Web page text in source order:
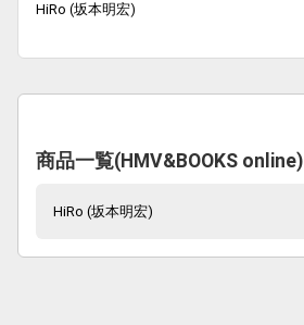
HiRo (坂本明宏)
商品一覧(HMV&BOOKS online)
HiRo (坂本明宏)